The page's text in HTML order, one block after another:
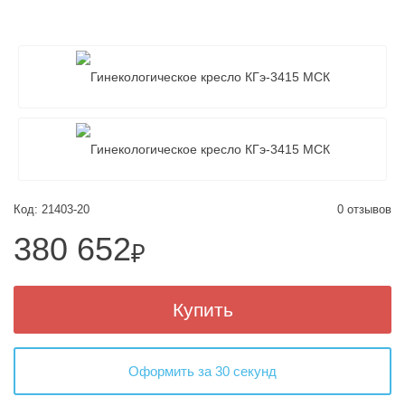
Код: 21403-20 0 отзывов
380 652₽
Купить
Оформить за 30 секунд